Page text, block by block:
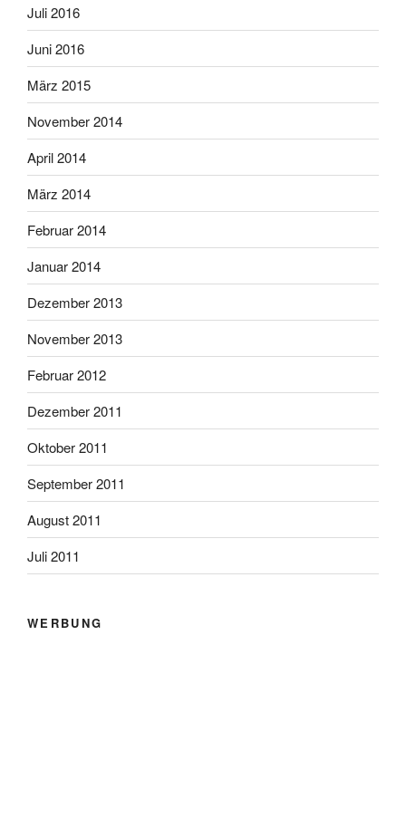
Juli 2016
Juni 2016
März 2015
November 2014
April 2014
März 2014
Februar 2014
Januar 2014
Dezember 2013
November 2013
Februar 2012
Dezember 2011
Oktober 2011
September 2011
August 2011
Juli 2011
WERBUNG